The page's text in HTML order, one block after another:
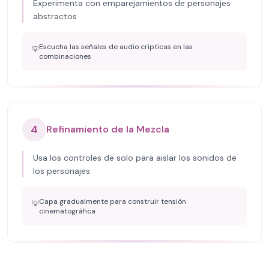
Experimenta con emparejamientos de personajes
abstractos
💡Escucha las señales de audio crípticas en las
combinaciones
4 Refinamiento de la Mezcla
Usa los controles de solo para aislar los sonidos de
los personajes
💡Capa gradualmente para construir tensión
cinematográfica